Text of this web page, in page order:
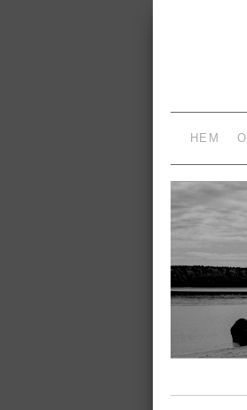
HEM